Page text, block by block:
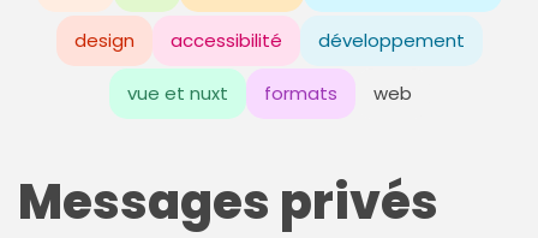
design accessibilité développement
vue et nuxt formats web
Messages privés